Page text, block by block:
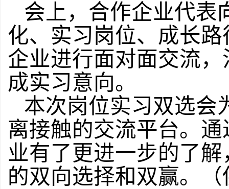
会上，合作企业代表
化、实习岗位、成长
企业进行面对面交流
成实习意向。
本次岗位实习双选会
离接触的交流平台。
业有了更进一步的了
的双向选择和双赢。